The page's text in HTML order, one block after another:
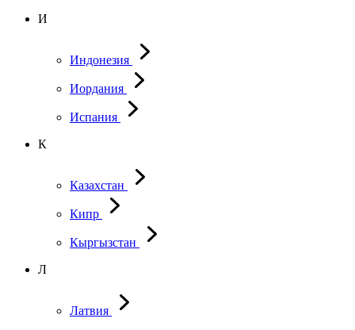
И
Индонезия
Иордания
Испания
К
Казахстан
Кипр
Кыргызстан
Л
Латвия